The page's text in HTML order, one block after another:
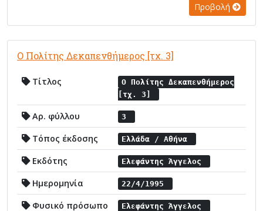
Προβολή
Ο Πολίτης Δεκαπενθήμερος [τχ. 3]
Τίτλος
Ο Πολίτης Δεκαπενθήμερος
[τχ. 3]
Αρ. φύλλου 3
Τόπος έκδοσης Ελλάδα / Αθήνα
Εκδότης Ελεφάντης Άγγελος
Ημερομηνία 22/4/1995
Φυσικό πρόσωπο Ελεφάντης Άγγελος